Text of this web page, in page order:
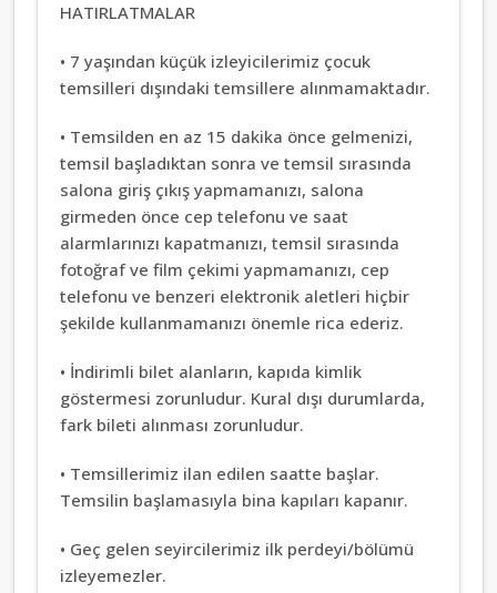
HATIRLATMALAR
• 7 yaşından küçük izleyicilerimiz çocuk
temsilleri dışındaki temsillere alınmamaktadır.
• Temsilden en az 15 dakika önce gelmenizi,
temsil başladıktan sonra ve temsil sırasında
salona giriş çıkış yapmamanızı, salona
girmeden önce cep telefonu ve saat
alarmlarınızı kapatmanızı, temsil sırasında
fotoğraf ve film çekimi yapmamanızı, cep
telefonu ve ben­zeri elektronik aletleri hiçbir
şekilde kullanmamanızı önemle rica ederiz.
• İndirimli bilet alanların, kapıda kimlik
göstermesi zorunludur. Kural dışı durumlarda,
fark bileti alınması zorunludur.
• Temsillerimiz ilan edilen saatte başlar.
Temsilin başlamasıyla bina kapıları kapanır.
• Geç gelen seyircilerimiz ilk perdeyi/bölümü
izleyemezler.